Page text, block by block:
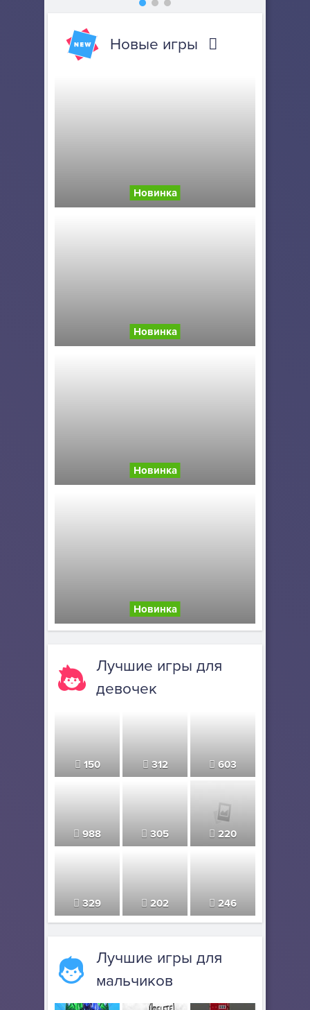
Новые игры
Новинка
Новинка
Новинка
Новинка
Счастливая обезья...
Лучшие игры для
девочек
150 312 603
988 305 220
329 202 246
Лучшие игры для
мальчиков